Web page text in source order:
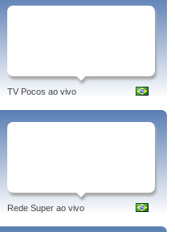
TV Pocos ao vivo
Rede Super ao vivo